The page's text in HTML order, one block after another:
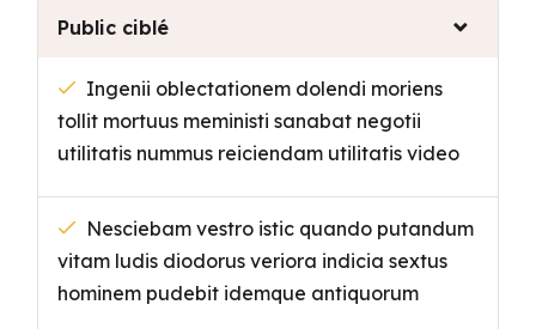
Public ciblé
Ingenii oblectationem dolendi moriens
tollit mortuus meministi sanabat negotii
utilitatis nummus reiciendam utilitatis video
Nesciebam vestro istic quando putandum
vitam ludis diodorus veriora indicia sextus
hominem pudebit idemque antiquorum